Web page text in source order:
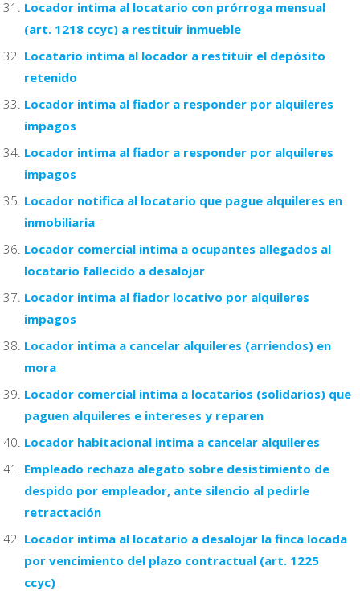
Locador intima al locatario con prórroga mensual
(art. 1218 ccyc) a restituir inmueble
Locatario intima al locador a restituir el depósito
retenido
Locador intima al fiador a responder por alquileres
impagos
Locador intima al fiador a responder por alquileres
impagos
Locador notifica al locatario que pague alquileres en
inmobiliaria
Locador comercial intima a ocupantes allegados al
locatario fallecido a desalojar
Locador intima al fiador locativo por alquileres
impagos
Locador intima a cancelar alquileres (arriendos) en
mora
Locador comercial intima a locatarios (solidarios) que
paguen alquileres e intereses y reparen
Locador habitacional intima a cancelar alquileres
Empleado rechaza alegato sobre desistimiento de
despido por empleador, ante silencio al pedirle
retractación
Locador intima al locatario a desalojar la finca locada
por vencimiento del plazo contractual (art. 1225
ccyc)